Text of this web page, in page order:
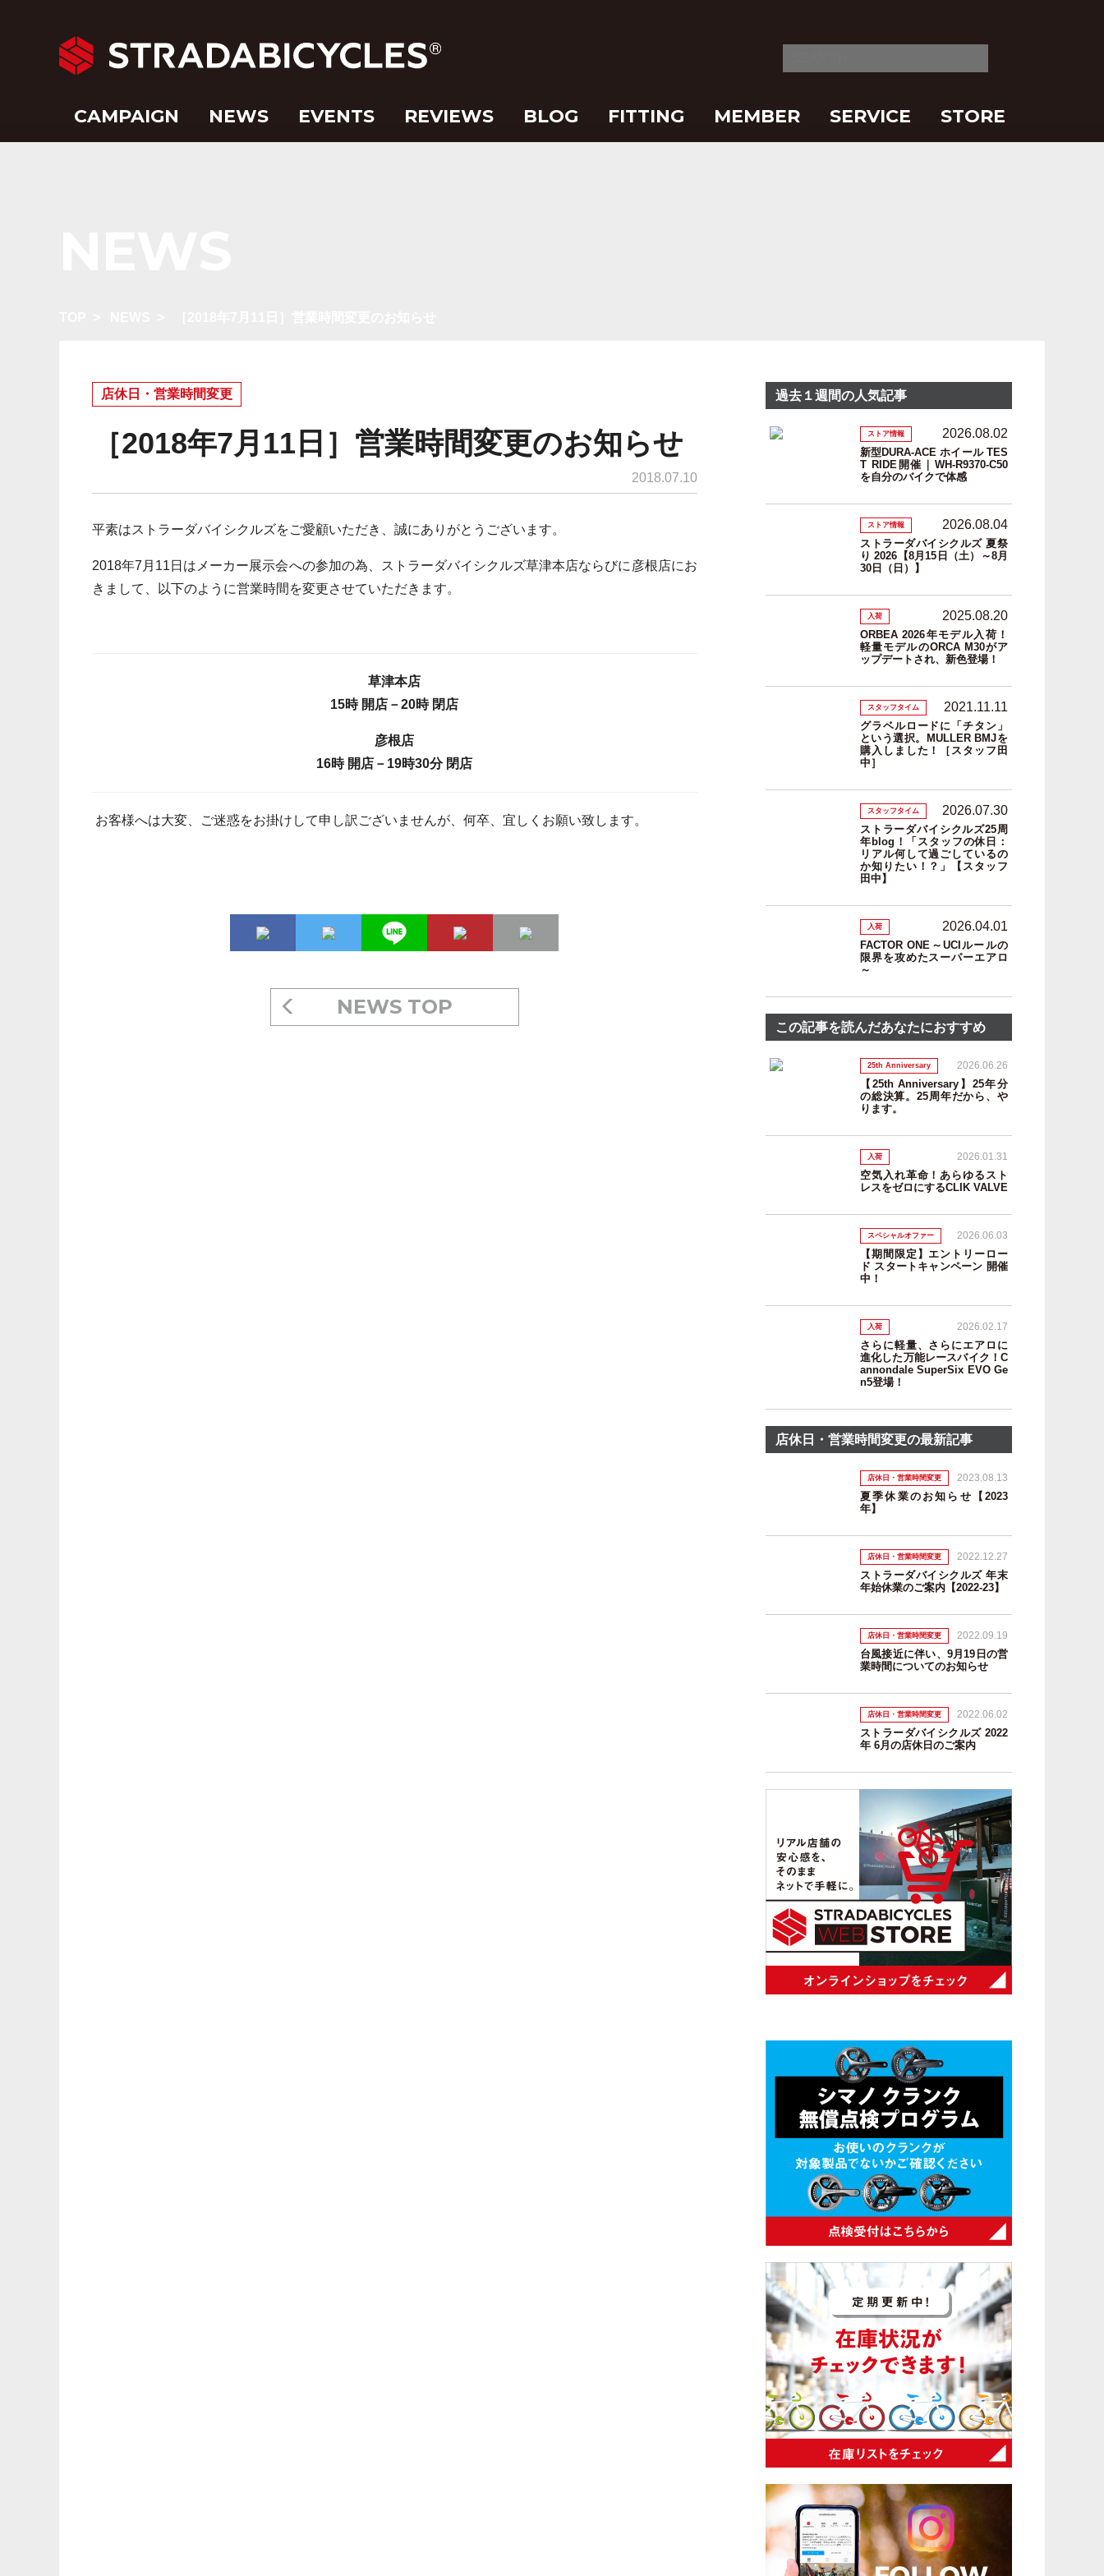
CAMPAIGN NEWS EVENTS REVIEWS BLOG FITTING MEMBER SERVICE STORE
店休日・営業時間変更
［2018年7月11日］営業時間変更のお知らせ
2018.07.10
平素はストラーダバイシクルズをご愛顧いただき、誠にありがとうございます。
2018年7月11日はメーカー展示会への参加の為、ストラーダバイシクルズ草津本店ならびに彦根店にお
きまして、以下のように営業時間を変更させていただきます。
草津本店
15時 開店－20時 閉店
彦根店
16時 開店－19時30分 閉店
お客様へは大変、ご迷惑をお掛けして申し訳ございませんが、何卒、宜しくお願い致します。
NEWS TOP
過去１週間の人気記事
ストア情報 2026.08.02
新型DURA-ACE ホイール TES
T RIDE開催｜WH-R9370-C50
を自分のバイクで体感
ストア情報 2026.08.04
ストラーダバイシクルズ 夏祭
り 2026【8月15日（土）～8月
30日（日）】
入荷 2025.08.20
ORBEA 2026年モデル入荷！
軽量モデルのORCA M30がア
ップデートされ、新色登場！
スタッフタイム 2021.11.11
グラベルロードに「チタン」
という選択。MULLER BMJを
購入しました！［スタッフ田
中］
スタッフタイム 2026.07.30
ストラーダバイシクルズ25周
年blog！「スタッフの休日：
リアル何して過ごしているの
か知りたい！？」【スタッフ
田中】
入荷 2026.04.01
FACTOR ONE～UCIルールの
限界を攻めたスーパーエアロ
～
この記事を読んだあなたにおすすめ
25th Anniversary 2026.06.26
【25th Anniversary】25年分
の総決算。25周年だから、や
ります。
入荷 2026.01.31
空気入れ革命！あらゆるスト
レスをゼロにするCLIK VALVE
スペシャルオファー 2026.06.03
【期間限定】エントリーロー
ド スタートキャンペーン 開催
中！
入荷 2026.02.17
さらに軽量、さらにエアロに
進化した万能レースバイク！C
annondale SuperSix EVO Ge
n5登場！
店休日・営業時間変更の最新記事
店休日・営業時間変更 2023.08.13
夏季休業のお知らせ【2023
年】
店休日・営業時間変更 2022.12.27
ストラーダバイシクルズ 年末
年始休業のご案内【2022-23】
店休日・営業時間変更 2022.09.19
台風接近に伴い、9月19日の営
業時間についてのお知らせ
店休日・営業時間変更 2022.06.02
ストラーダバイシクルズ 2022
年 6月の店休日のご案内